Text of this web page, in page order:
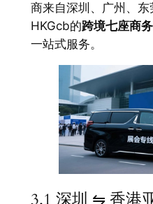
商来自深圳、广州、东
HKGcb的跨境七座商
一站式服务。
3.1 深圳 ⇋ 香港